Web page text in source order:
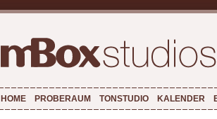
HOME PROBERAUM TONSTUDIO KALENDER